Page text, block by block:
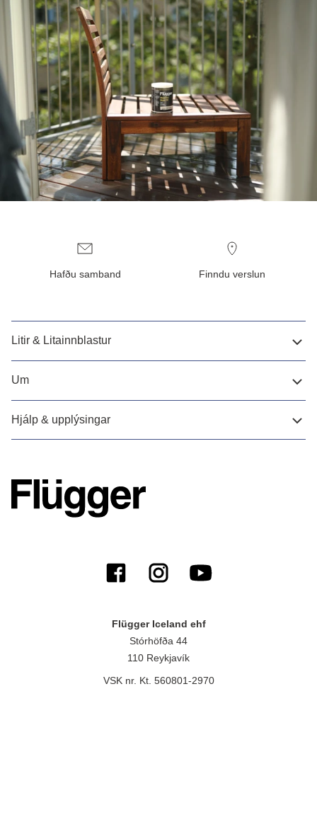
Hafðu samband Finndu verslun
Litir & Litainnblastur
Um
Hjálp & upplýsingar
Flügger Iceland ehf
Stórhöfða 44
110 Reykjavík
VSK nr. Kt. 560801-2970